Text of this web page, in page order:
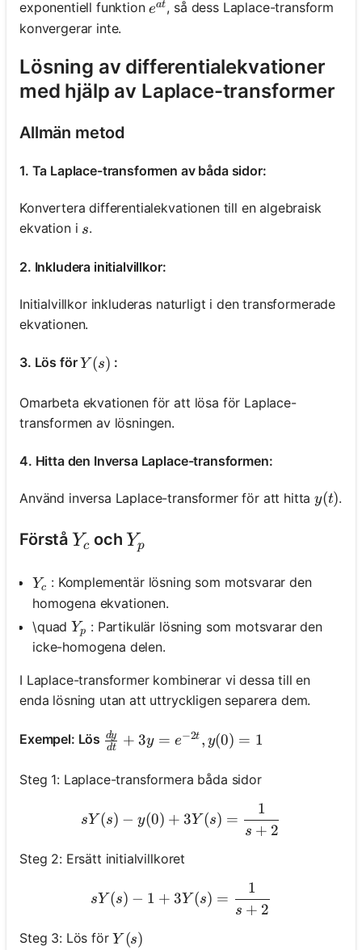
frågor
än
din
fråga
exponentiell funktione^{a t}
eat, så dess Laplace-transform
konvergerar inte.
Lösning av differentialekvationer
med hjälp av Laplace-transformer
Allmän metod
1. Ta Laplace-transformen av båda sidor:
Konvertera differentialekvationen till en algebraisk
ekvation i s
s.
2. Inkludera initialvillkor:
Initialvillkor inkluderas naturligt i den transformerade
ekvationen.
3. Lös förY(s)
Y (s) :
Omarbeta ekvationen för att lösa för Laplace-
transformen av lösningen.
4. Hitta den Inversa Laplace-transformen:
Använd inversa Laplace-transformer för att hittay(t)
y(t).
Förstå Y_c
Yc ochY_p
Yp
Y_c
Yc : Komplementär lösning som motsvarar den
homogena ekvationen.
\quadY_p
Yp : Partikulär lösning som motsvarar den
icke-homogena delen.
I Laplace-transformer kombinerar vi dessa till en
enda lösning utan att uttryckligen separera dem.
Exempel: Lös \frac{d y}{d t}+3 y=e^{-2 t}, y(0)=1
dt
dy + 3y = e−2t , y(0) = 1
Steg 1: Laplace-transformera båda sidor
s Y(s)-y(0)+3
sY (s) − y(0) + 3Y (s) =
s + 2
1
Steg 2: Ersätt initialvillkoret
s Y(s)-1+3
sY (s) − 1 + 3Y (s) =
s + 2
1
Steg 3: Lös förY(s)
Y (s)